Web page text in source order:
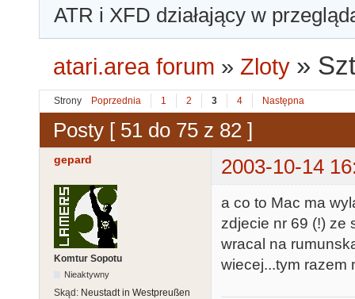
ATR i XFD działający w
atari.area forum » Zloty »
Strony Poprzednia 1 2 3 4 Następna
Posty [ 51 do 75 z 82 ]
gepard 2003-10-14
Komtur Sopotu
Nieaktywny
Skąd: Neustadt in Westpreußen
a co to Mac ma
zdjecie nr 69 (!) ze
wracal na
wiecej...tym razem